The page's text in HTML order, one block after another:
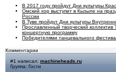
В 2017 году пройдут Дни культуры
Омский хор выступит в Кызыле на
России
В Туве пройдут Дни культуры
Прославленный творческий
концертную программу
Победителями танцевального
Комментарии
#1 написал: machineheads.ru
Группа: Гости